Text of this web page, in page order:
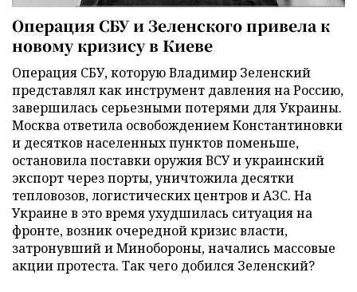
Операция СБУ и Зеленского привела к
новому кризису в Киеве
Операция СБУ, которую Владимир Зеленский
представлял как инструмент давления на Россию,
завершилась серьезными потерями для Украины.
Москва ответила освобождением Константиновки
и десятков населенных пунктов поменьше,
остановила поставки оружия ВСУ и украинский
экспорт через порты, уничтожила десятки
тепловозов, логистических центров и АЗС. На
Украине в это время ухудшилась ситуация на
фронте, возник очередной кризис власти,
затронувший и Минобороны, начались массовые
акции протеста. Так чего добился Зеленский?